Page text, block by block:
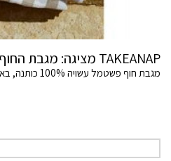
TAKEANAP מציגה: מגבת החוף שלא סוחבת חול
מגבת חוף פשטמל עשויה 100% כותנה, באריגה דקה, רכה ואוורירית.